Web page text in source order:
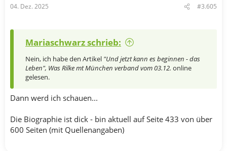
04. Dez. 2025 #3.605
Mariaschwarz schrieb:
Nein, ich habe den Artikel "Und jetzt kann es beginnen - das
Leben", Was Rilke mt München verband vom 03.12. online
gelesen.
Dann werd ich schauen...
Die Biographie ist dick - bin aktuell auf Seite 433 von über
600 Seiten (mit Quellenangaben)